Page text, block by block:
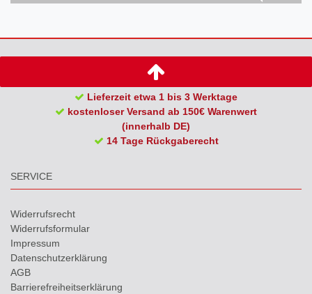
Lieferzeit etwa 1 bis 3 Werktage
kostenloser Versand ab 150€ Warenwert
(innerhalb DE)
14 Tage Rückgaberecht
SERVICE
Widerrufs­recht
Widerrufs­formular
Impressum
Daten­schutz­erklärung
AGB
Barrierefreiheitserklärung